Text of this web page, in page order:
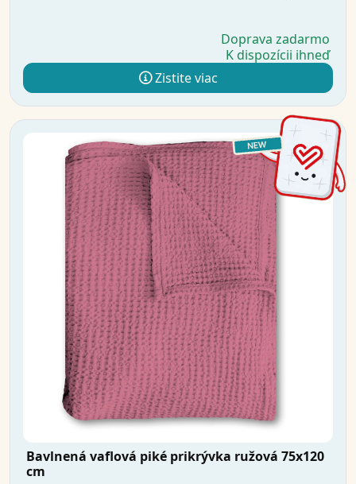
Doprava zadarmo
K dispozícii ihneď
Zistite viac
Bavlnená vaflová piké prikrývka ružová 75x120
cm